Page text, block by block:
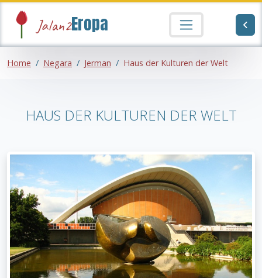
Jalan2Eropa
Home Negara Jerman Haus der Kulturen der Welt
HAUS DER KULTUREN DER WELT